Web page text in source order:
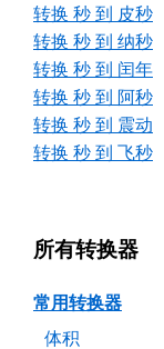
转换 秒 到 皮秒
转换 秒 到 纳秒
转换 秒 到 闰年
转换 秒 到 阿秒
转换 秒 到 震动
转换 秒 到 飞秒
所有转换器
常用转换器
体积